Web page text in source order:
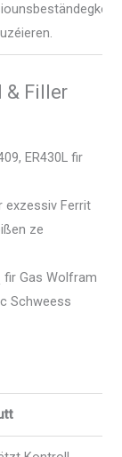
& Filler
ER430L fir
exzessiv Ferrit
ze
fir Gas Wolfram
Schweess